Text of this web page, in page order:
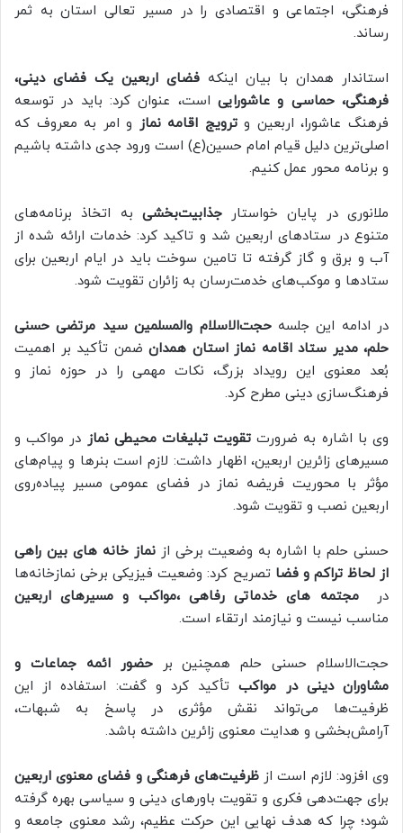
فرهنگی، اجتماعی و اقتصادی را در مسیر تعالی استان به ثمر
رساند.
استاندار همدان با بیان اینکه فضای اربعین یک فضای دینی،
فرهنگی، حماسی و عاشورایی است، عنوان کرد: باید در توسعه
فرهنگ عاشورا، اربعین وترویج اقامه نماز و امر به معروف که
اصلی‌ترین دلیل قیام امام حسین(ع) است ورود جدی داشته باشیم
و برنامه محور عمل کنیم.
ملانوری در پایان خواستارجذابیت‌بخشی به اتخاذ برنامه‌های
متنوع در ستادهای اربعین شد و تاکید کرد: خدمات ارائه شده از
آب و برق و گاز گرفته تا تامین سوخت باید در ایام اربعین برای
ستادها و موکب‌های خدمت‌رسان به زائران تقویت شود.
در ادامه این جلسه حجت‌الاسلام والمسلمین سید مرتضی حسنی
حلم، مدیر ستاد اقامه نماز استان همدان ضمن تأکید بر اهمیت
بُعد معنوی این رویداد بزرگ، نکات مهمی را در حوزه نماز و
فرهنگ‌سازی دینی مطرح کرد.
وی با اشاره به ضرورتتقویت تبلیغات محیطی نماز در مواکب و
مسیرهای زائرین اربعین، اظهار داشت: لازم است بنرها و پیام‌های
مؤثر با محوریت فریضه نماز در فضای عمومی مسیر پیاده‌روی
اربعین نصب و تقویت شود.
حسنی حلم با اشاره به وضعیت برخی ازنماز خانه های بین راهی
از لحاظ تراکم و فضا تصریح کرد: وضعیت فیزیکی برخی نمازخانه‌ها
در
مجتمه های خدماتی رفاهی ،مواکب و مسیرهای اربعین
مناسب نیست و نیازمند ارتقاء است.
حجت‌الاسلام حسنی حلم همچنین برحضور ائمه جماعات و
مشاوران دینی در مواکبتأکید کرد و گفت: استفاده از این
ظرفیت‌ها می‌تواند نقش مؤثری در پاسخ به شبهات،
آرامش‌بخشی و هدایت معنوی زائرین داشته باشد.
وی افزود: لازم است از ظرفیت‌های فرهنگی و فضای معنوی اربعین
برای جهت‌دهی فکری و تقویت باورهای دینی و سیاسی بهره گرفته
شود؛ چرا که هدف نهایی این حرکت عظیم، رشد معنوی جامعه و